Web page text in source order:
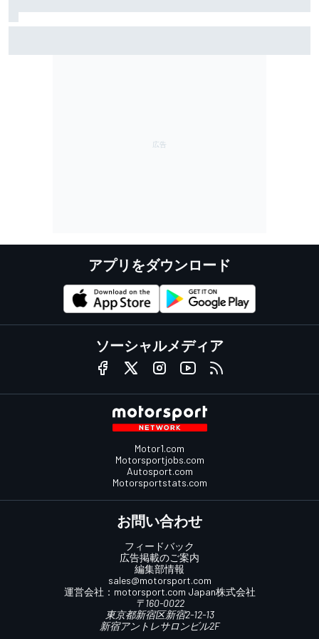
スト”ジェイミー”の日本レース探訪記
アプリをダウンロード
ソーシャルメディア
Motor1.com
Motorsportjobs.com
Autosport.com
Motorsportstats.com
お問い合わせ
フィードバック
広告掲載のご案内
編集部情報
sales@motorsport.com
運営会社： motorsport.com Japan株式会社
〒160-0022
東京都新宿区新宿2-12-13
新宿アントレサロンビル2F